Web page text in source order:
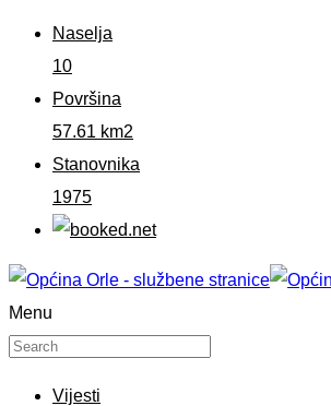
Naselja
10
Površina
57.61 km2
Stanovnika
1975
Menu
Vijesti